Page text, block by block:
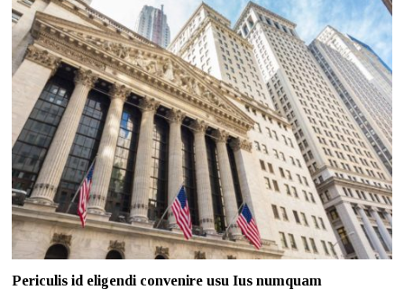
Periculis id eligendi convenire usu Ius numquam